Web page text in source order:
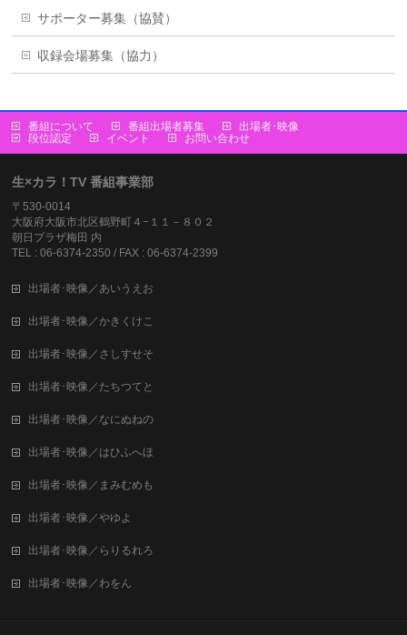
サポーター募集（協賛）
収録会場募集（協力）
番組について 番組出場者募集
出場者･映像
段位認定
イベント お問い合わせ
生×カラ！TV 番組事業部
〒530-0014
大阪府大阪市北区鶴野町４−１１－８０２
朝日プラザ梅田 内
TEL : 06-6374-2350 / FAX : 06-6374-2399
出場者･映像／あいうえお
出場者･映像／かきくけこ
出場者･映像／さしすせそ
出場者･映像／たちつてと
出場者･映像／なにぬねの
出場者･映像／はひふへほ
出場者･映像／まみむめも
出場者･映像／やゆよ
出場者･映像／らりるれろ
出場者･映像／わをん